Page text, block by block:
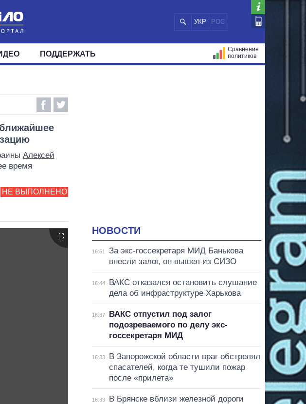
УКР РОС
МИР
ОКРУГА
ПОДДЕРЖАТЬ
Сравнение
политиков
Алексей
время
НЕ ВЫПОЛНЕНО
НОВОСТИ
16:51
За экс-госсекретаря МИД Банькова
внесли залог, он вышел из СИЗО
16:44
ВАКС отказался остановить слушание
дела об инфраструктуре Харькова
16:37
ВАКС отпустил под залог
подозреваемого по делу экс-
госсекретаря МИД
16:33
В Запорожской области враг обстрелял
спасателей, когда те тушили пожар
после «прилета»
16:33
В Брянске вблизи железной дороги